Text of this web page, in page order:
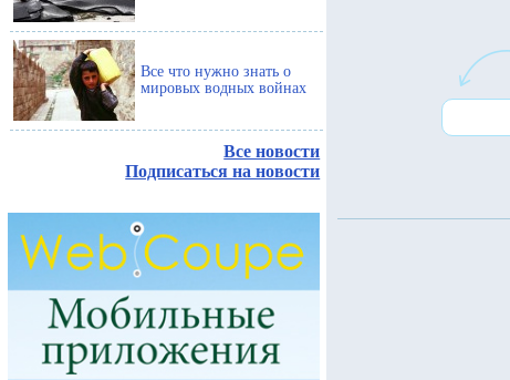
Все что нужно знать о
мировых водных войнах
Все новости
Подписаться на новости